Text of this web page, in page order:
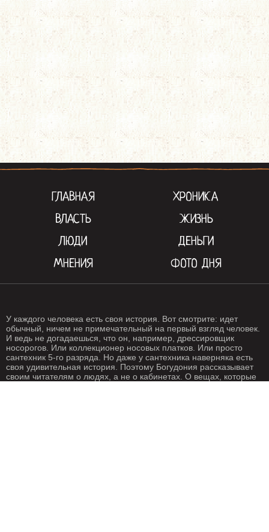
ГЛАВНАЯ
ХРОНИКА
ВЛАСТЬ
ЖИЗНЬ
ЛЮДИ
ДЕНЬГИ
МНЕНИЯ
ФОТО ДНЯ
У каждого человека есть своя история. Вот смотрите: идет
обычный, ничем не примечательный на первый взгляд человек.
И ведь не догадаешься, что он, например, дрессировщик
носорогов. Или коллекционер носовых платков. Или просто
сантехник 5-го разряда. Но даже у сантехника наверняка есть
своя удивительная история. Поэтому Богудония рассказывает
своим читателям о людях, а не о кабинетах. О вещах, которые